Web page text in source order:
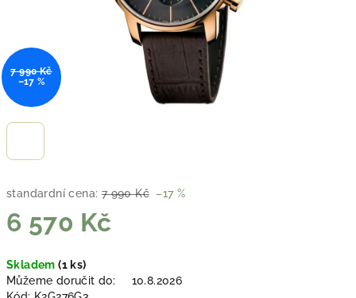
standardní cena: 7 990 Kč –17 %
6 570 Kč
cena:
Skladem(1 ks)
Můžeme doručit do:
10.8.2026
7 990 Kč
–17 %